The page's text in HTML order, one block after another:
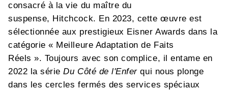
consacré à la vie du maître du
suspense, Hitchcock. En 2023, cette œuvre est
sélectionnée aux prestigieux Eisner Awards dans la
catégorie « Meilleure Adaptation de Faits
Réels ». Toujours avec son complice, il entame en
2022 la sérieDu Côté de l'Enferqui nous plonge
dans les cercles fermés des services spéciaux